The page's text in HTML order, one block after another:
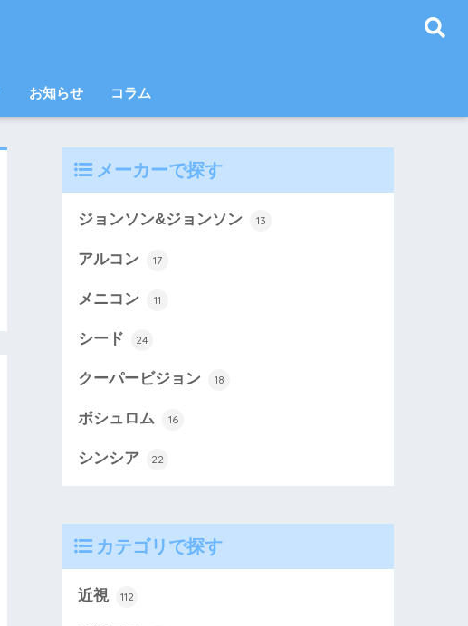
お知らせ コラム
メーカーで探す
ジョンソン&ジョンソン 13
アルコン 17
メニコン 11
シード 24
クーパービジョン 18
ボシュロム 16
シンシア 22
カテゴリで探す
近視 112